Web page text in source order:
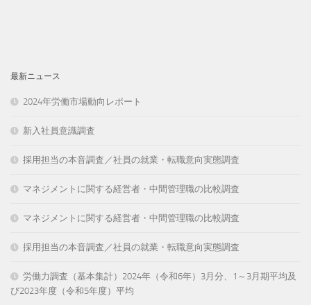
最新ニュース
2024年労働市場動向レポート
新入社員意識調査
採用担当の本音調査／社員の就業・転職意向実態調査
マネジメントに関する経営者・中間管理職の比較調査
マネジメントに関する経営者・中間管理職の比較調査
採用担当の本音調査／社員の就業・転職意向実態調査
労働力調査（基本集計）2024年（令和6年）3月分、1～3月期平均及
び2023年度（令和5年度）平均